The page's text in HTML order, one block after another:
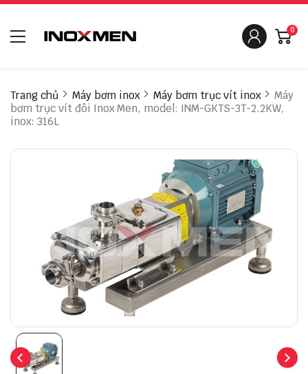
0
Trang chủ Máy bơm inox Máy bơm trục vít inox
Máy
bơm trục vít đôi Inox Men, model: INM-GKTS-3T-2.2KW,
inox: 316L